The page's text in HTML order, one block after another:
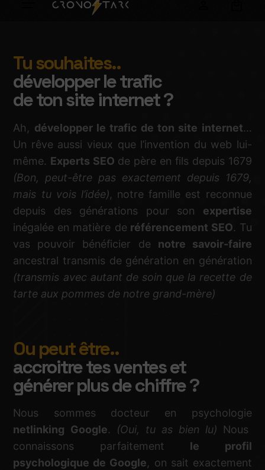
Ou peut être..
accroitre tes ventes et
générer plus de chiffre ?
Nous sommes docteur en psychologie
netlinking Google. (Oui, tu as bien lu) Nous
connaissons parfaitement le profil
psychologique de Google, on sait exactement
Tu souhaites..
développer le trafic
de ton site internet ?
Ah, développer le trafic de ton site internet…
Un rêve aussi vieux que l’invention du web lui-
même. Experts SEO de père en fils depuis 1679
(Bon, peut-être pas exactement depuis 1679,
mais tu vois l’idée), notre famille est reconnue
depuis des générations pour son expertise
inégalée en matière de référencement SEO. Tu
vas pouvoir bénéficier de notre savoir-faire
ancestral transmis de génération en génération
(transmis avec autant de soin que la recette de
tarte aux pommes de notre grand-mère)